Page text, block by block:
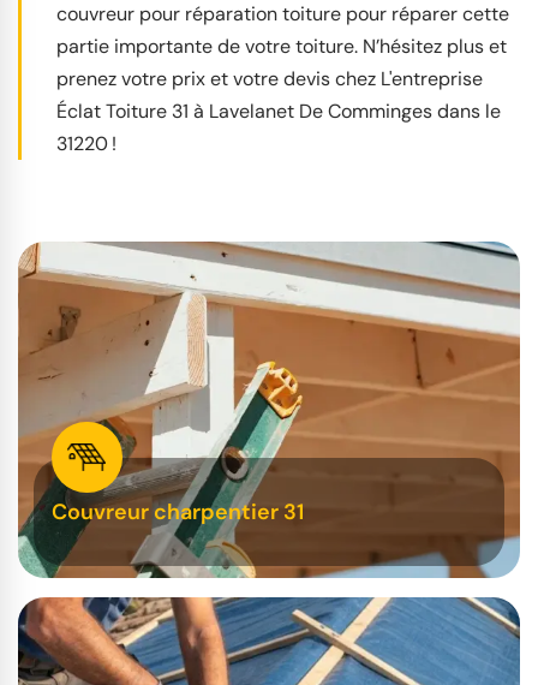
couvreur pour réparation toiture pour réparer cette
partie importante de votre toiture. N’hésitez plus et
prenez votre prix et votre devis chez L'entreprise
Éclat Toiture 31 à Lavelanet De Comminges dans le
31220 !
Couvreur charpentier 31